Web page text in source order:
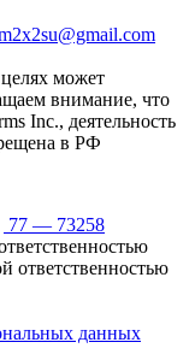
может
внимание, что
Inc., деятельность
в РФ
77 — 73258
ответственностью
данных